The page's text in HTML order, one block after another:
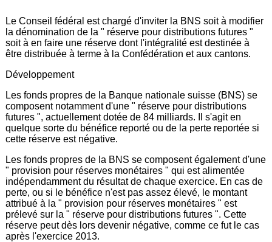
Le Conseil fédéral est chargé d'inviter la BNS soit à modifier
la dénomination de la " réserve pour distributions futures "
soit à en faire une réserve dont l'intégralité est destinée à
être distribuée à terme à la Confédération et aux cantons.
Développement
Les fonds propres de la Banque nationale suisse (BNS) se
composent notamment d'une " réserve pour distributions
futures ", actuellement dotée de 84 milliards. Il s'agit en
quelque sorte du bénéfice reporté ou de la perte reportée si
cette réserve est négative.
Les fonds propres de la BNS se composent également d'une
" provision pour réserves monétaires " qui est alimentée
indépendamment du résultat de chaque exercice. En cas de
perte, ou si le bénéfice n'est pas assez élevé, le montant
attribué à la " provision pour réserves monétaires " est
prélevé sur la " réserve pour distributions futures ". Cette
réserve peut dès lors devenir négative, comme ce fut le cas
après l'exercice 2013.